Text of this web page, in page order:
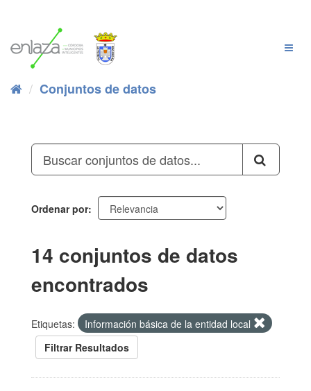
Conjuntos de datos
Ordenar por
14 conjuntos de datos
encontrados
Etiquetas:
Información básica de la entidad local
Filtrar Resultados